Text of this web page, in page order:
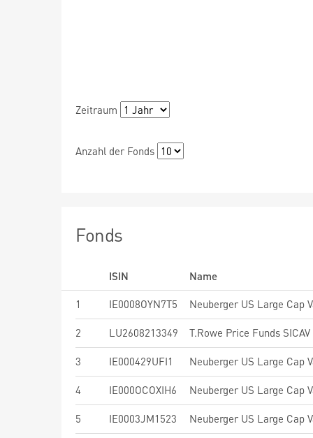
Zeitraum
Anzahl der Fonds
Fonds
ISIN
Name
1
IE0008OYN7T5
2 LU2608213349
3 IE000429UFI1
4 IE000OCOXIH6
5 IE0003JM1523